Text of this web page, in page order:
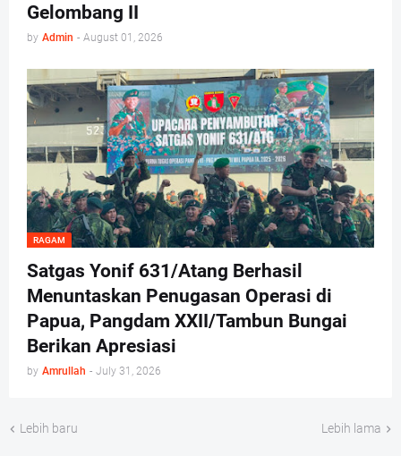
Gelombang II
by Admin - August 01, 2026
RAGAM
Satgas Yonif 631/Atang Berhasil
Menuntaskan Penugasan Operasi di
Papua, Pangdam XXII/Tambun Bungai
Berikan Apresiasi
by Amrullah - July 31, 2026
Lebih baru Lebih lama